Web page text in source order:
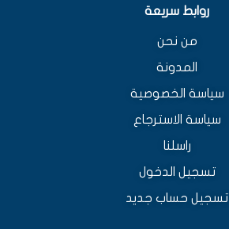
روابط سريعة
من نحن
المدونة
سياسة الخصوصية
سياسة الاسترجاع
راسلنا
تسجيل الدخول
تسجيل حساب جديد